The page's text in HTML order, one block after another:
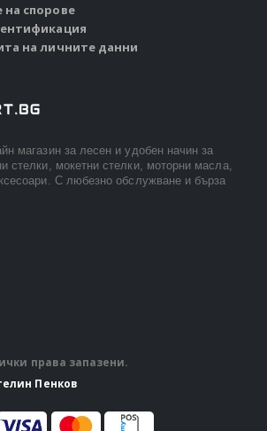
спорове
на личните данни
магазин за лесен и удобен начин за
стелки, мокетни стелки, моторни масла,
С любезно обслужване и бърза
права запазени.
Пенков